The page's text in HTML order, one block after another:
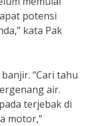
potensi
kata Pak
“Cari tahu
air.
terjebak di
motor,”